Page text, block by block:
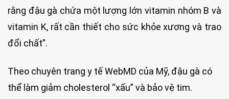
rằng đậu gà chứa một lượng lớn vitamin nhóm B và
vitamin K, rất cần thiết cho sức khỏe xương và trao
đổi chất”.
Theo chuyên trang y tế WebMD của Mỹ, đậu gà có
thể làm giảm cholesterol “xấu” và bảo vệ tim.